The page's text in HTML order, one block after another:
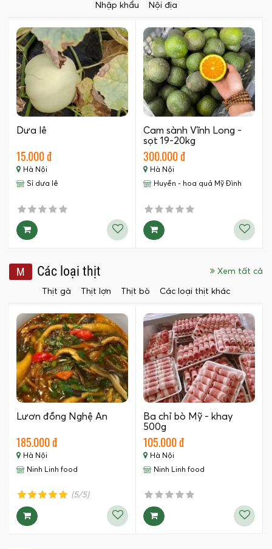
Nhập khẩu Nội địa
Dưa lê
15.000 đ
Hà Nội
Sỉ dưa lê
Cam sành Vĩnh Long -
sọt 19-20kg
300.000 đ
Hà Nội
Huyền - hoa quả Mỹ Đình
M Các loại thịt Xem tất cả
Thịt gà Thịt lợn Thịt bò Các loại thịt khác
Lươn đồng Nghệ An
185.000 đ
Hà Nội
Ninh Linh food
(5/5)
Ba chỉ bò Mỹ - khay
500g
105.000 đ
Hà Nội
Ninh Linh food